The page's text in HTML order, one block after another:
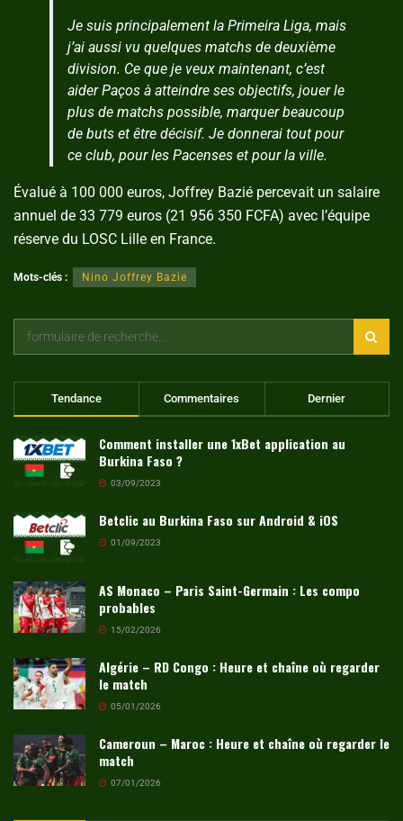
Je suis principalement la Primeira Liga, mais
j’ai aussi vu quelques matchs de deuxième
division. Ce que je veux maintenant, c’est
aider Paços à atteindre ses objectifs, jouer le
plus de matchs possible, marquer beaucoup
de buts et être décisif. Je donnerai tout pour
ce club, pour les Pacenses et pour la ville.
Évalué à 100 000 euros, Joffrey Bazié percevait un salaire
annuel de 33 779 euros (21 956 350 FCFA) avec l’équipe
réserve du LOSC Lille en France.
Mots-clés : Nino Joffrey Bazie
Tendance Commentaires Dernier
Comment installer une 1xBet application au
Burkina Faso ?
03/09/2023
Betclic au Burkina Faso sur Android & iOS
01/09/2023
AS Monaco – Paris Saint-Germain : Les compo
probables
15/02/2026
Algérie – RD Congo : Heure et chaîne où regarder
le match
05/01/2026
Cameroun – Maroc : Heure et chaîne où regarder le
match
07/01/2026